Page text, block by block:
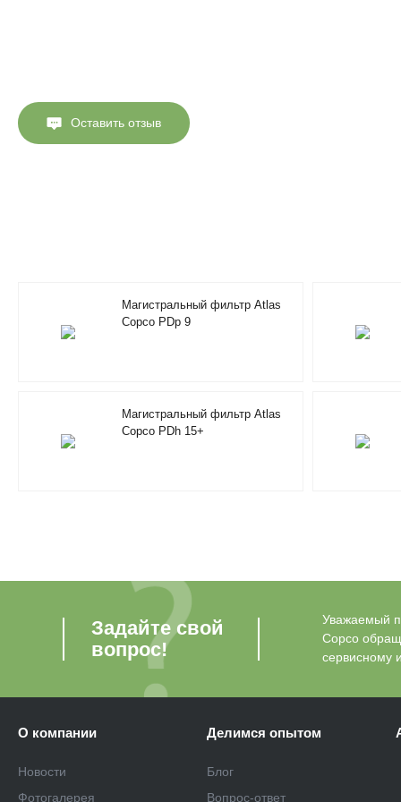
Оставить отзыв
Магистральный фильтр Atlas
Copco PDp 9
Магистральный фильтр Atlas
Copco PDh 15+
Задайте свой
вопрос!
Уважаемый
Copco
сервисному
О компании
Новости
Фотогалерея
Делимся опытом
Блог
Вопрос-ответ